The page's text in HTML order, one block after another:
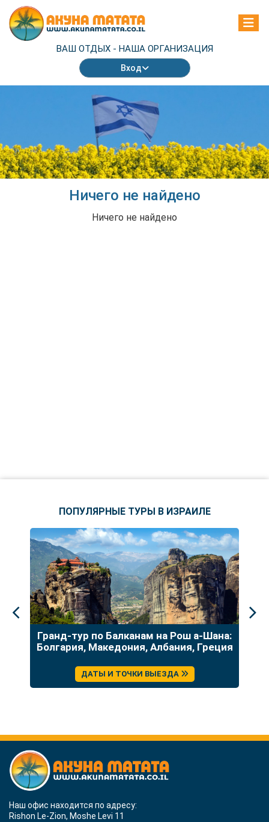
ВАШ ОТДЫХ - НАША ОРГАНИЗАЦИЯ
Вход
Ничего не найдено
Ничего не найдено
ПОПУЛЯРНЫЕ ТУРЫ В ИЗРАИЛЕ
Гранд-тур по Балканам на Рош а-Шана:
Болгария, Македония, Албания, Греция
ДАТЫ И ТОЧКИ ВЫЕЗДА
Наш офис находится по адресу:
Rishon Le-Zion, Moshe Levi 11